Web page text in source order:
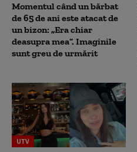
Momentul când un bărbat
de 65 de ani este atacat de
un bizon: „Era chiar
deasupra mea”. Imaginile
sunt greu de urmărit
UTV